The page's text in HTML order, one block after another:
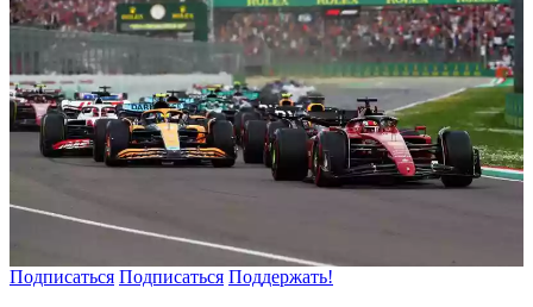
Подписаться Подписаться Поддержать!